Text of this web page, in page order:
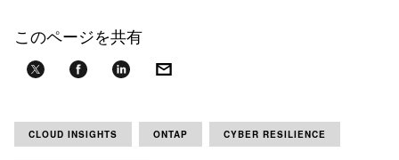
このページを共有
CLOUD INSIGHTS ONTAP CYBER RESILIENCE